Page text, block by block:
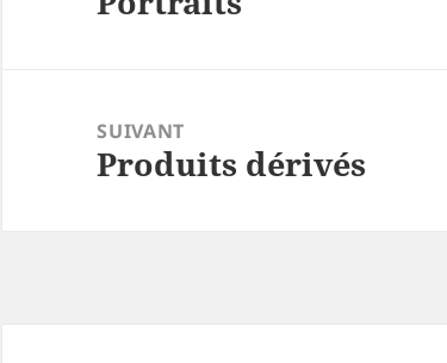
SUIVANT
Article
Produits dérivés